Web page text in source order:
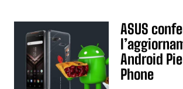
ASUS
Android Pie
Phone